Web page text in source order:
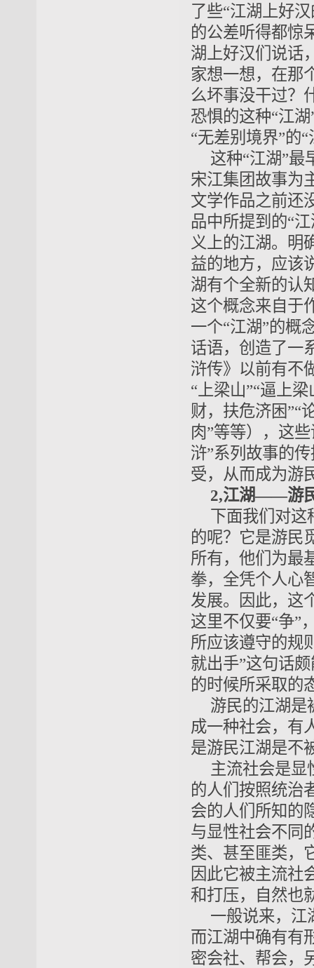
了些“江湖上好
的公差听得都惊
湖上好汉们说话
家想一想，在那
么坏事没干过？
恐惧的这种“江
“无差别境界”的
这种“江湖”最
宋江集团故事为
文学作品之前还
品中所提到的“
义上的江湖。明
益的地方，应该
湖有个全新的认
这个概念来自于
一个“江湖”的概
话语，创造了一
浒传》以前有不
“上梁山”“逼上
财，扶危济困”“
肉”等等），这
浒”系列故事的
受，从而成为游
2,江湖——游
下面我们对这
的呢？它是游民
所有，他们为最
拳，全凭个人心
发展。因此，这
这里不仅要“争”
所应该遵守的规
就出手”这句话
的时候所采取的
游民的江湖是
成一种社会，有
是游民江湖是不
主流社会是显
的人们按照统治
会的人们所知的
与显性社会不同
类、甚至匪类，
因此它被主流社
和打压，自然也
一般说来，江
而江湖中确有有
密会社、帮会，